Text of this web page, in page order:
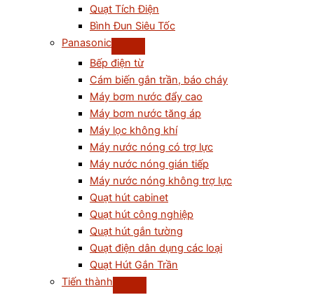
Quạt Tích Điện
Bình Đun Siêu Tốc
Panasonic
Bếp điện từ
Cám biến gắn trần, báo cháy
Máy bơm nước đẩy cao
Máy bơm nước tăng áp
Máy lọc không khí
Máy nước nóng có trợ lực
Máy nước nóng gián tiếp
Máy nước nóng không trợ lực
Quạt hút cabinet
Quạt hút công nghiệp
Quạt hút gắn tường
Quạt điện dân dụng các loại
Quạt Hút Gắn Trần
Tiến thành